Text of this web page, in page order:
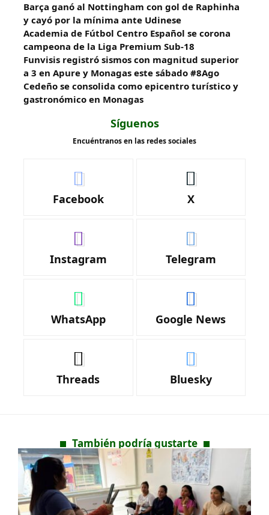
Barça ganó al Nottingham con gol de Raphinha
y cayó por la mínima ante Udinese
Academia de Fútbol Centro Español se corona
campeona de la Liga Premium Sub-18
Funvisis registró sismos con magnitud superior
a 3 en Apure y Monagas este sábado #8Ago
Cedeño se consolida como epicentro turístico y
gastronómico en Monagas
Síguenos
Encuéntranos en las redes sociales
Facebook X
Instagram Telegram
WhatsApp Google News
Threads Bluesky
También podría gustarte